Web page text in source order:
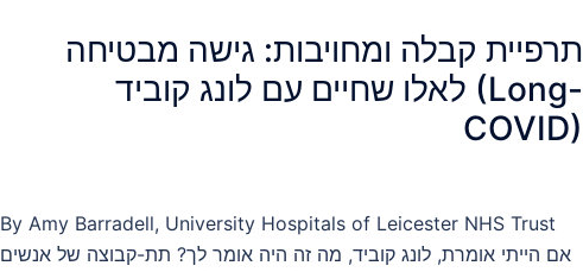
תרפיית קבלה ומחויבות: גישה מבטיחה
לאלו שחיים עם לונג קוביד (Long-
COVID)
By Amy Barradell, University Hospitals of Leicester NHS Trust
אם הייתי אומרת, לונג קוביד, מה זה היה אומר לך? תת-קבוצה של אנשים